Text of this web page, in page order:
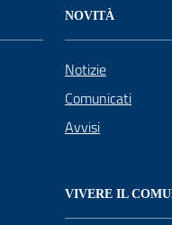
NOVITÀ
Notizie
Comunicati
Avvisi
VIVERE IL